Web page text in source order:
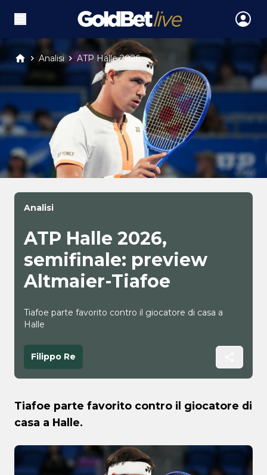
Analisi ATP Halle 2026, ...
Analisi
ATP Halle 2026,
semifinale: preview
Altmaier-Tiafoe
Tiafoe parte favorito contro il giocatore di casa a
Halle
Filippo Re
Tiafoe parte favorito contro il giocatore di
casa a Halle.